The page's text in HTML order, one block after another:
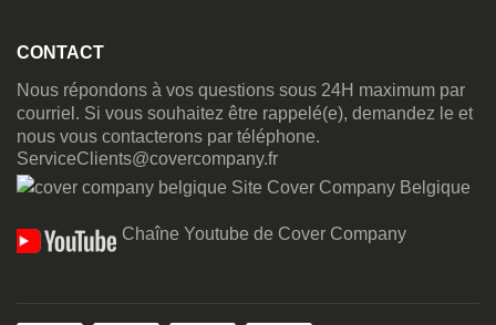
CONTACT
Nous répondons à vos questions sous 24H maximum par
courriel. Si vous souhaitez être rappelé(e), demandez le et
nous vous contacterons par téléphone.
ServiceClients@covercompany.fr
Site Cover Company Belgique
Chaîne Youtube de Cover Company